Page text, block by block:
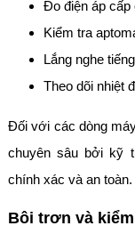
Đo điện áp
Kiểm tra
Lắng nghe
Theo dõi nhiệt
Đối với các dòng
chuyên sâu bởi kỹ
chính xác và an toàn.
Bôi trơn và